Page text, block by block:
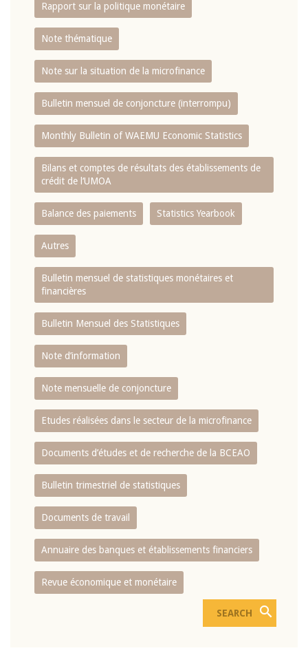
Rapport sur la politique monétaire
Note thématique
Note sur la situation de la microfinance
Bulletin mensuel de conjoncture (interrompu)
Monthly Bulletin of WAEMU Economic Statistics
Bilans et comptes de résultats des établissements de
crédit de l‘UMOA
Balance des paiements Statistics Yearbook
Autres
Bulletin mensuel de statistiques monétaires et
financières
Bulletin Mensuel des Statistiques
Note d’information
Note mensuelle de conjoncture
Etudes réalisées dans le secteur de la microfinance
Documents d’études et de recherche de la BCEAO
Bulletin trimestriel de statistiques
Documents de travail
Annuaire des banques et établissements financiers
Revue économique et monétaire